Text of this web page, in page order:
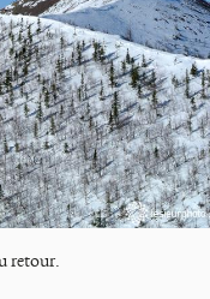
retour.